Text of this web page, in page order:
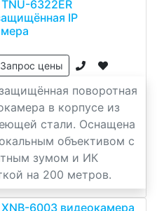
6322ER
IP
цены
поворотная
в корпусе из
стали. Оснащена
объективом с
зумом и ИК
на 200 метров.
6003 видеокамера